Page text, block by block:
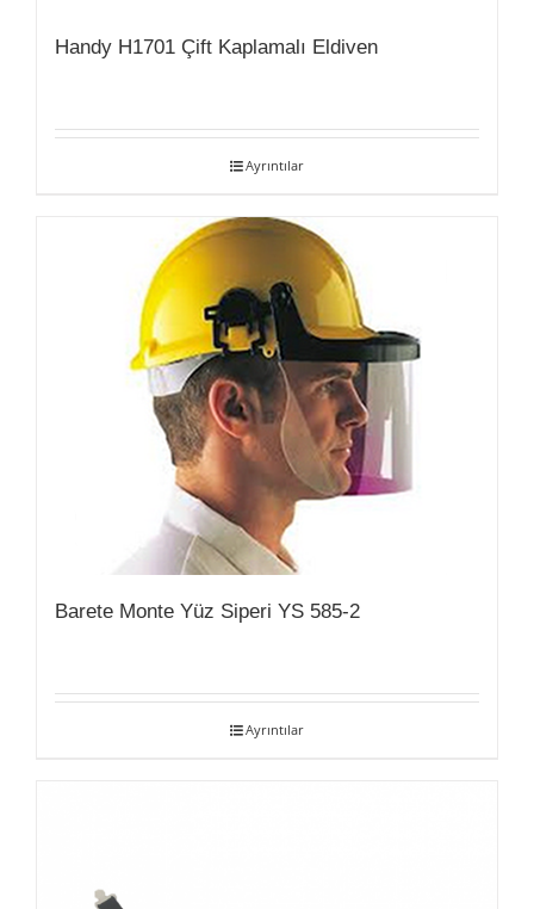
Handy H1701 Çift Kaplamalı Eldiven
Ayrıntılar
Barete Monte Yüz Siperi YS 585-2
Ayrıntılar